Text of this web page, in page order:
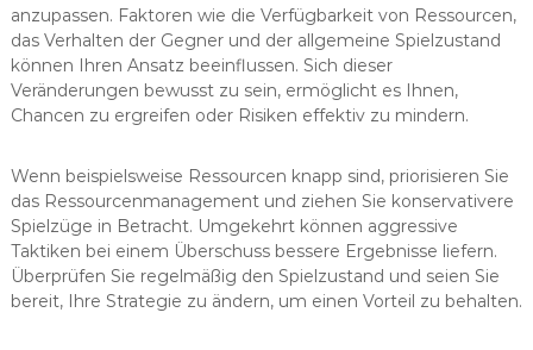
anzupassen. Faktoren wie die Verfügbarkeit von Ressourcen,
das Verhalten der Gegner und der allgemeine Spielzustand
können Ihren Ansatz beeinflussen. Sich dieser
Veränderungen bewusst zu sein, ermöglicht es Ihnen,
Chancen zu ergreifen oder Risiken effektiv zu mindern.
Wenn beispielsweise Ressourcen knapp sind, priorisieren Sie
das Ressourcenmanagement und ziehen Sie konservativere
Spielzüge in Betracht. Umgekehrt können aggressive
Taktiken bei einem Überschuss bessere Ergebnisse liefern.
Überprüfen Sie regelmäßig den Spielzustand und seien Sie
bereit, Ihre Strategie zu ändern, um einen Vorteil zu behalten.